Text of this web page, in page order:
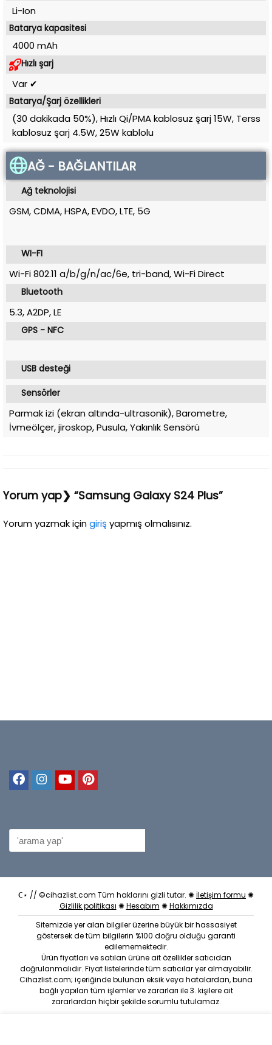
Li-Ion
Batarya kapasitesi
4000 mAh
Hızlı şarj
Var ✔
Batarya/Şarj özellikleri
(30 dakikada 50%), Hızlı Qi/PMA kablosuz şarj 15W, Terss
kablosuz şarj 4.5W, 25W kablolu
AĞ - BAĞLANTILAR
Ağ teknolojisi
GSM, CDMA, HSPA, EVDO, LTE, 5G
WI-FI
Wi-Fi 802.11 a/b/g/n/ac/6e, tri-band, Wi-Fi Direct
Bluetooth
5.3, A2DP, LE
GPS - NFC
USB desteği
Sensörler
Parmak izi (ekran altında-ultrasonik), Barometre,
İvmeölçer, jiroskop, Pusula, Yakınlık Sensörü
Yorum yap❯ “Samsung Galaxy S24 Plus”
Yorum yazmak içingiriş yapmış olmalısınız.
ℂ⋆ // ©cihazlist.com Tüm haklarını gizli tutar. ✺ İletişim formu ✺
Gizlilik politikası ✺Hesabım ✺Hakkımızda
Sitemizde yer alan bilgiler üzerine büyük bir hassasiyet
göstersek de tüm bilgilerin %100 doğru olduğu garanti
edilememektedir.
Ürün fiyatları ve satılan ürüne ait özellikler satıcıdan
doğrulanmalıdır. Fiyat listelerinde tüm satıcılar yer almayabilir.
Cihazlist.com; içeriğinde bulunan eksik veya hatalardan, buna
bağlı yapılan tüm işlemler ve zararları ile 3. kişilere ait
zararlardan hiçbir şekilde sorumlu tutulamaz.